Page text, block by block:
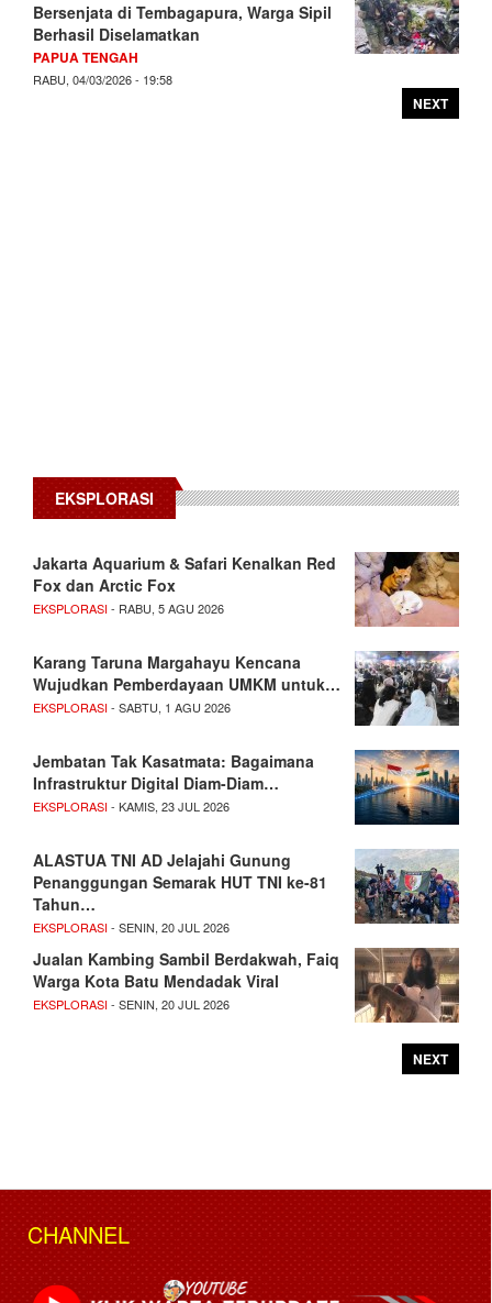
Bersenjata di Tembagapura, Warga Sipil
Berhasil Diselamatkan
PAPUA TENGAH
RABU, 04/03/2026 - 19:58
NEXT
EKSPLORASI
Jakarta Aquarium & Safari Kenalkan Red
Fox dan Arctic Fox
EKSPLORASI- RABU, 5 AGU 2026
Karang Taruna Margahayu Kencana
Wujudkan Pemberdayaan UMKM untuk…
EKSPLORASI- SABTU, 1 AGU 2026
Jembatan Tak Kasatmata: Bagaimana
Infrastruktur Digital Diam-Diam…
EKSPLORASI- KAMIS, 23 JUL 2026
ALASTUA TNI AD Jelajahi Gunung
Penanggungan Semarak HUT TNI ke-81
Tahun…
EKSPLORASI- SENIN, 20 JUL 2026
Jualan Kambing Sambil Berdakwah, Faiq
Warga Kota Batu Mendadak Viral
EKSPLORASI- SENIN, 20 JUL 2026
NEXT
CHANNEL